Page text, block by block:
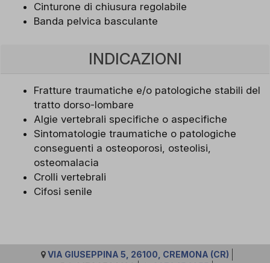
Cinturone di chiusura regolabile
Banda pelvica basculante
INDICAZIONI
Fratture traumatiche e/o patologiche stabili del
tratto dorso-lombare
Algie vertebrali specifiche o aspecifiche
Sintomatologie traumatiche o patologiche
conseguenti a osteoporosi, osteolisi,
osteomalacia
Crolli vertebrali
Cifosi senile
VIA GIUSEPPINA 5, 26100, CREMONA (CR)